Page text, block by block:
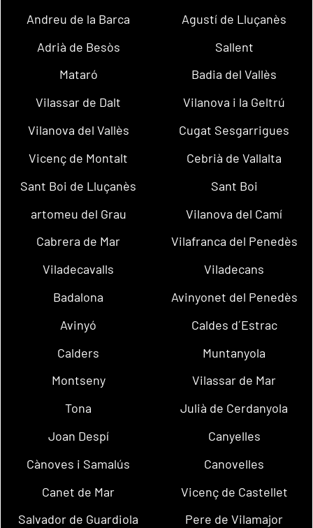
Andreu de la Barca
Agustí de Lluçanès
Adrià de Besòs
Sallent
Mataró
Badia del Vallès
Vilassar de Dalt
Vilanova i la Geltrú
Vilanova del Vallès
Cugat Sesgarrigues
Vicenç de Montalt
Cebrià de Vallalta
Sant Boi de Lluçanès
Sant Boi
artomeu del Grau
Vilanova del Camí
Cabrera de Mar
Vilafranca del Penedès
Viladecavalls
Viladecans
Badalona
Avinyonet del Penedès
Avinyó
Caldes d´Estrac
Calders
Muntanyola
Montseny
Vilassar de Mar
Tona
Julià de Cerdanyola
Joan Despí
Canyelles
Cànoves i Samalús
Canovelles
Canet de Mar
Vicenç de Castellet
Salvador de Guardiola
Pere de Vilamajor